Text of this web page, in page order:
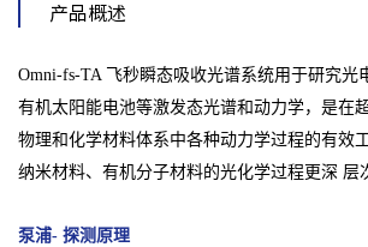
产品概述
Omni-fs-TA 飞秒瞬态吸收光谱系统用于研究光
有机太阳能电池等激发态光谱和动力学，是在
物理和化学材料体系中各种动力学过程的有效
纳米材料、有机分子材料的光化学过程更深 层
泵浦- 探测原理